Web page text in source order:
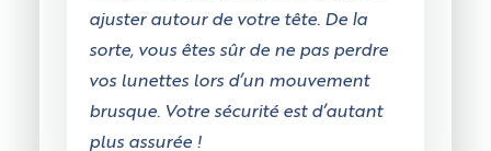
ajuster autour de votre tête. De la
sorte, vous êtes sûr de ne pas perdre
vos lunettes lors d’un mouvement
brusque. Votre sécurité est d’autant
plus assurée !